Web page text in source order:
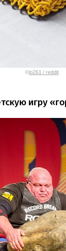
©lo261 / reddit
игру